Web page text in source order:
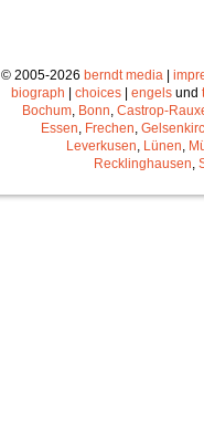
© 2005-2026 berndt media |
biograph | choices | engels und
Bochum Bonn Castrop-
Essen Frechen
Leverkusen Lünen
Recklinghausen